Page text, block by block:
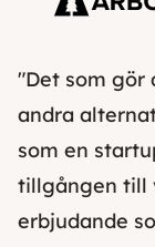
"Det som gör
andra
som en
tillgången till
erbjudande